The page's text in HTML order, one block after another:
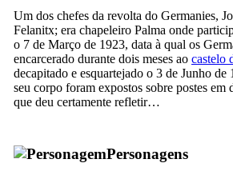
Um dos chefes da revolta do Germanies,
Felanitx; era chapeleiro Palma onde
o 7 de Março de 1923, data à qual os
encarcerado durante dois meses ao castelo
decapitado e esquartejado o 3 de Junho
seu corpo foram expostos sobre postes em
que deu certamente refletir…
Personagens